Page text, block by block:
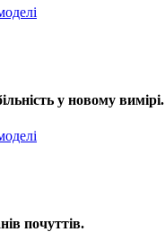
у новому вимірі.
почуттів.